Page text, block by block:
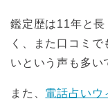
鑑定歴は11年と
く、また口コミ
いという声も多い
また、 電話占いウ